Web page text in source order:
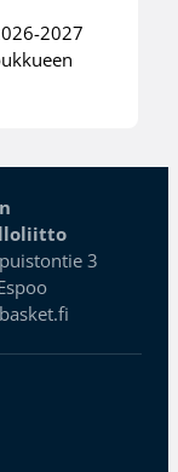
2027
3